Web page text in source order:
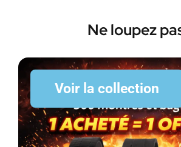
Ne loupez
Voir la collection